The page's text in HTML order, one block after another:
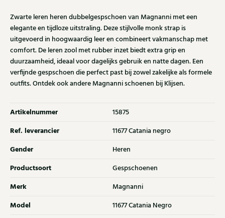
Zwarte leren heren dubbelgespschoen van Magnanni met een
elegante en tijdloze uitstraling. Deze stijlvolle monk strap is
uitgevoerd in hoogwaardig leer en combineert vakmanschap met
comfort. De leren zool met rubber inzet biedt extra grip en
duurzaamheid, ideaal voor dagelijks gebruik en natte dagen. Een
verfijnde gespschoen die perfect past bij zowel zakelijke als formele
outfits. Ontdek ook andere Magnanni schoenen bij Klijsen.
Artikelnummer 15875
Ref. leverancier 11677 Catania negro
Gender Heren
Productsoort Gespschoenen
Merk Magnanni
Model 11677 Catania Negro